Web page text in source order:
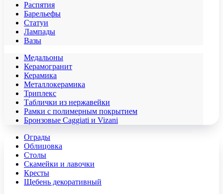
Распятия
Барельефы
Статуи
Лампады
Вазы
Медальоны
Керамогранит
Керамика
Металлокерамика
Триплекс
Таблички из нержавейки
Рамки с полимерным покрытием
Бронзовые Caggiati и Vizani
Ограды
Облицовка
Столы
Скамейки и лавочки
Кресты
Щебень декоративный